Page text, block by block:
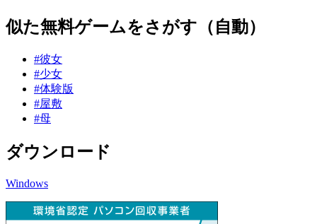
似た無料ゲームをさがす（自動）
#彼女
#少女
#体験版
#屋敷
#母
ダウンロード
Windows